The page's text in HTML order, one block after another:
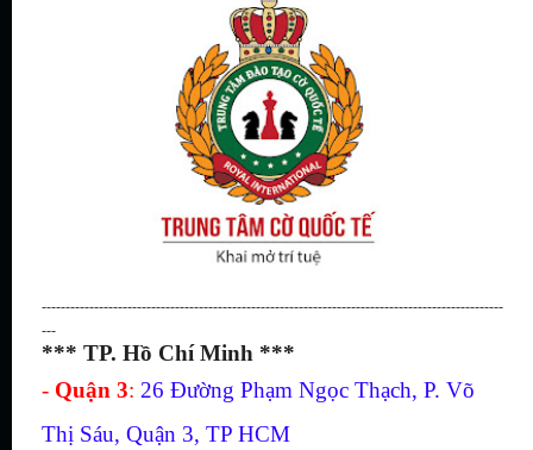
-------------------------------------------------------------------------------------------------
---
*** TP. Hồ Chí Minh ***
- Quận 3: 26 Đường Phạm Ngọc Thạch, P. Võ
Thị Sáu, Quận 3, TP HCM